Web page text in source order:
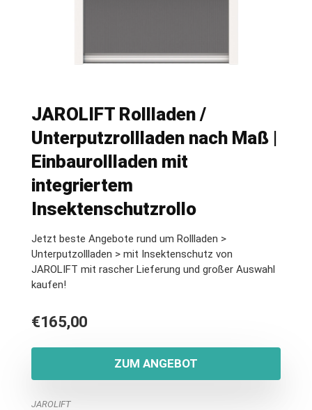
JAROLIFT Rollladen /
Unterputzrollladen nach Maß |
Einbaurollladen mit
integriertem
Insektenschutzrollo
Jetzt beste Angebote rund um Rollladen >
Unterputzollladen > mit Insektenschutz von
JAROLIFT mit rascher Lieferung und großer Auswahl
kaufen!
€165,00
ZUM ANGEBOT
JAROLIFT